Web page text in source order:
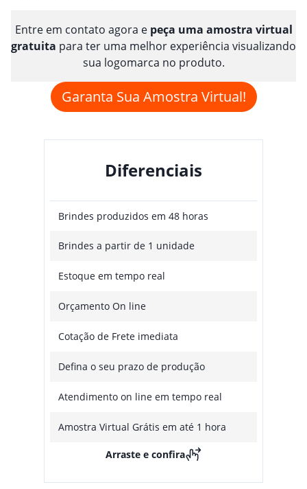
Entre em contato agora e peça uma amostra virtual
gratuita para ter uma melhor experiência visualizando
sua logomarca no produto.
Garanta Sua Amostra Virtual!
Diferenciais
Brindes produzidos em 48 horas
Brindes a partir de 1 unidade
Estoque em tempo real
Orçamento On line
Cotação de Frete imediata
Defina o seu prazo de produção
Atendimento on line em tempo real
Amostra Virtual Grátis em até 1 hora
Arraste e confira